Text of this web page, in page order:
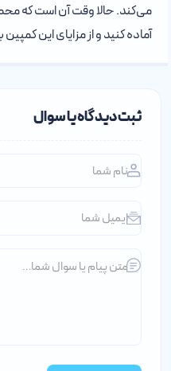
می‌کند. حالا وقت آن است که
آماده کنید و از مزایای این
ثبت دیدگاه یا سوال